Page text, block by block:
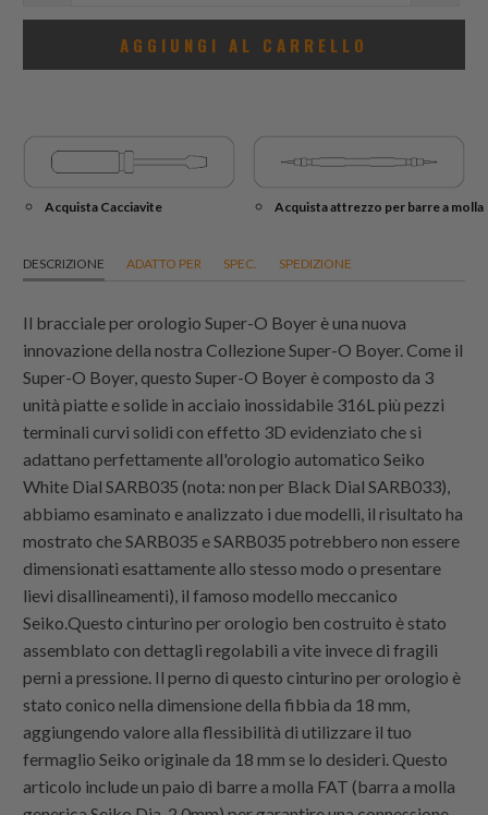
AGGIUNGI AL CARRELLO
Acquista Cacciavite Acquista attrezzo per barre a molla
DESCRIZIONE ADATTO PER SPEC. SPEDIZIONE
Il bracciale per orologio Super-O Boyer è una nuova
innovazione della nostra Collezione Super-O Boyer. Come il
Super-O Boyer, questo Super-O Boyer è composto da 3
unità piatte e solide in acciaio inossidabile 316L più pezzi
terminali curvi solidi con effetto 3D evidenziato che si
adattano perfettamente all'orologio automatico Seiko
White Dial SARB035 (nota: non per Black Dial SARB033),
abbiamo esaminato e analizzato i due modelli, il risultato ha
mostrato che SARB035 e SARB035 potrebbero non essere
dimensionati esattamente allo stesso modo o presentare
lievi disallineamenti), il famoso modello meccanico
Seiko.Questo cinturino per orologio ben costruito è stato
assemblato con dettagli regolabili a vite invece di fragili
perni a pressione. Il perno di questo cinturino per orologio è
stato conico nella dimensione della fibbia da 18 mm,
aggiungendo valore alla flessibilità di utilizzare il tuo
fermaglio Seiko originale da 18 mm se lo desideri. Questo
articolo include un paio di barre a molla FAT (barra a molla